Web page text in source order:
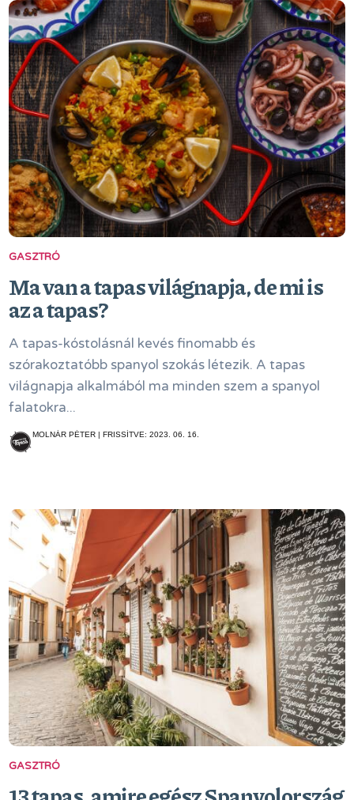
GASZTRÓ
Ma van a tapas világnapja, de mi is
az a tapas?
A tapas-kóstolásnál kevés finomabb és
szórakoztatóbb spanyol szokás létezik. A tapas
világnapja alkalmából ma minden szem a spanyol
falatokra...
MOLNÁR PÉTER | FRISSÍTVE: 2023. 06. 16.
GASZTRÓ